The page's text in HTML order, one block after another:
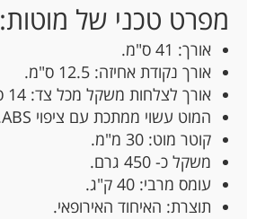
מפרט טכני של מוטות:
אורך: 41 ס"מ.
אורך נקודת אחיזה: 12.5 ס"מ.
אורך לצלחות משקל מכל צד: 14 ס"מ.
המוט עשוי ממתכת עם ציפוי ABS.
קוטר מוט: 30 מ"מ.
משקל כ- 450 גרם.
עומס מרבי: 40 ק"ג.
תוצרת: האיחוד האירופאי.